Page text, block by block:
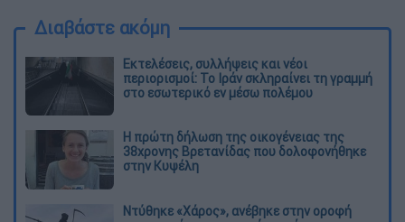
Διαβάστε ακόμη
Εκτελέσεις, συλλήψεις και νέοι
περιορισμοί: Το Ιράν σκληραίνει τη γραμμή
στο εσωτερικό εν μέσω πολέμου
Η πρώτη δήλωση της οικογένειας της
38χρονης Βρετανίδας που δολοφονήθηκε
στην Κυψέλη
Ντύθηκε «Χάρος», ανέβηκε στην οροφή